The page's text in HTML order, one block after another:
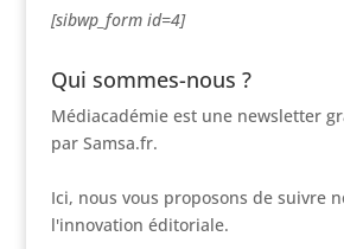
[sibwp_form id=4]
Qui sommes-nous ?
Médiacadémie est une newsletter
par Samsa.fr.
Ici, nous vous proposons de suivre
l'innovation éditoriale.